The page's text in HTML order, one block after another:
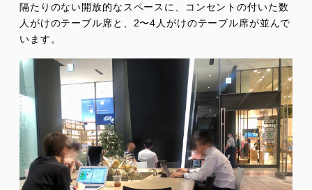
隔たりのない開放的なスペースに、コンセントの付いた数
人がけのテーブル席と、2〜4人がけのテーブル席が並んで
います。